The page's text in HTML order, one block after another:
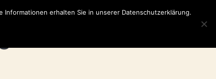
erhalten Sie in unserer Datenschutzerklärung.